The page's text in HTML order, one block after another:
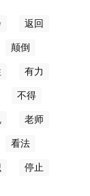
返回
颠倒
有力
不得
老师
看法
停止